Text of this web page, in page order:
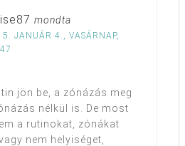
mondta
JANUÁR 4., VASÁRNAP,
jön be, a zónázás meg
nélkül is. De most
a rutinokat, zónákat
nem helyiséget,